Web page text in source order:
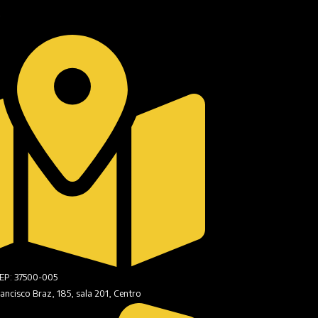
37500-005
Braz, 185, sala 201, Centro